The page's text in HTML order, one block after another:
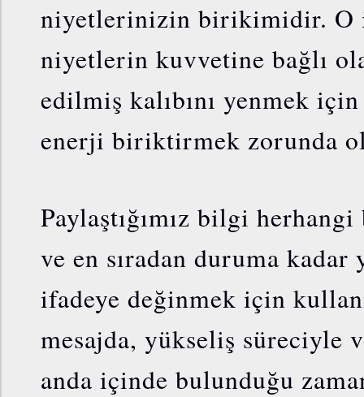
niyetlerinizin birikimidir. O
niyetlerin kuvvetine bağlı
edilmiş kalıbını yenmek
enerji biriktirmek zorunda
Paylaştığımız bilgi
ve en sıradan duruma kadar
ifadeye değinmek için
mesajda, yükseliş süreciyle
anda içinde bulunduğu